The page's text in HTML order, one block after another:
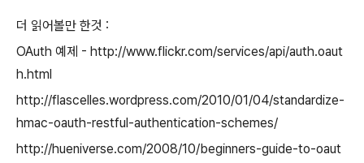
더 읽어볼만 한것 :
OAuth 예제 - http://www.flickr.com/services/api/auth.oaut
h.html
http://flascelles.wordpress.com/2010/01/04/standardize-
hmac-oauth-restful-authentication-schemes/
http://hueniverse.com/2008/10/beginners-guide-to-oaut